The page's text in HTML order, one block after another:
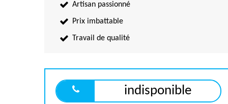
Artisan passionné
Prix imbattable
Travail de qualité
indisponible